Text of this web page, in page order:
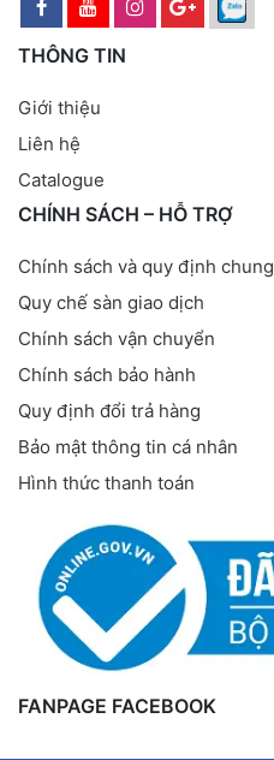
THÔNG TIN
Giới thiệu
Liên hệ
Catalogue
CHÍNH SÁCH – HỖ TRỢ
Chính sách và quy định chung
Quy chế sàn giao dịch
Chính sách vận chuyển
Chính sách bảo hành
Quy định đổi trả hàng
Bảo mật thông tin cá nhân
Hình thức thanh toán
FANPAGE FACEBOOK